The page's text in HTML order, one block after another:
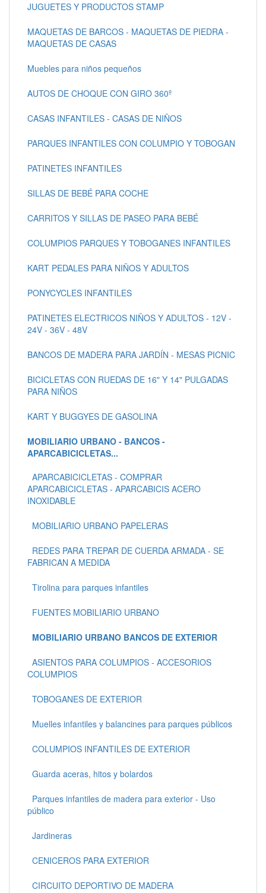
JUGUETES Y PRODUCTOS STAMP
MAQUETAS DE BARCOS - MAQUETAS DE PIEDRA -
MAQUETAS DE CASAS
Muebles para niños pequeños
AUTOS DE CHOQUE CON GIRO 360º
CASAS INFANTILES - CASAS DE NIÑOS
PARQUES INFANTILES CON COLUMPIO Y TOBOGAN
PATINETES INFANTILES
SILLAS DE BEBÉ PARA COCHE
CARRITOS Y SILLAS DE PASEO PARA BEBÉ
COLUMPIOS PARQUES Y TOBOGANES INFANTILES
KART PEDALES PARA NIÑOS Y ADULTOS
PONYCYCLES INFANTILES
PATINETES ELECTRICOS NIÑOS Y ADULTOS - 12V -
24V - 36V - 48V
BANCOS DE MADERA PARA JARDÍN - MESAS PICNIC
BICICLETAS CON RUEDAS DE 16" Y 14" PULGADAS
PARA NIÑOS
KART Y BUGGYES DE GASOLINA
MOBILIARIO URBANO - BANCOS -
APARCABICICLETAS...
APARCABICICLETAS - COMPRAR
APARCABICICLETAS - APARCABICIS ACERO
INOXIDABLE
MOBILIARIO URBANO PAPELERAS
REDES PARA TREPAR DE CUERDA ARMADA - SE
FABRICAN A MEDIDA
Tirolina para parques infantiles
FUENTES MOBILIARIO URBANO
MOBILIARIO URBANO BANCOS DE EXTERIOR
ASIENTOS PARA COLUMPIOS - ACCESORIOS
COLUMPIOS
TOBOGANES DE EXTERIOR
Muelles infantiles y balancines para parques públicos
COLUMPIOS INFANTILES DE EXTERIOR
Guarda aceras, hitos y bolardos
Parques infantiles de madera para exterior - Uso
público
Jardineras
CENICEROS PARA EXTERIOR
CIRCUITO DEPORTIVO DE MADERA